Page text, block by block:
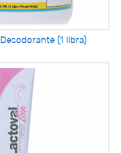
(1 libra)